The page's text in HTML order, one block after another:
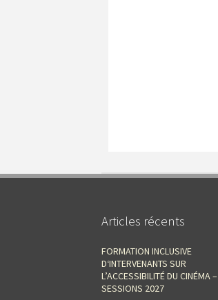
Articles récents
FORMATION INCLUSIVE
D‘INTERVENANTS SUR
L’ACCESSIBILITÉ DU CINÉMA –
SESSIONS 2027